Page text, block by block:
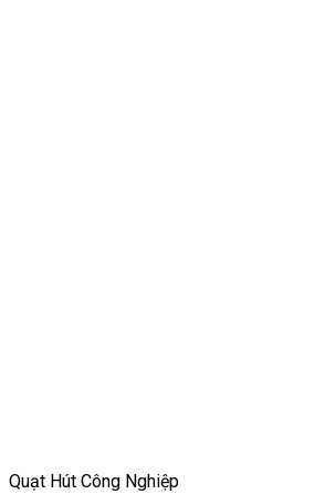
Quạt Hút Công Nghiệp